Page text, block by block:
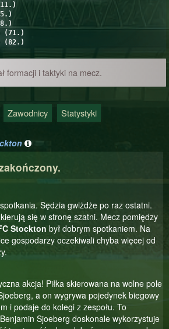
(71.)
(82.)
formacji i taktyki na mecz.
Zawodnicy Statystyki
Sędzia gwiżdże po raz ostatni.
się w stronę szatni. Mecz pomiędzy
Stockton był dobrym spotkaniem. Na
gospodarzy oczekiwali chyba więcej od
akcja! Piłka skierowana na wolne pole
a on wygrywa pojedynek biegowy
i podaje do kolegi z zespołu. To
Sjoeberg doskonale wykorzystuje